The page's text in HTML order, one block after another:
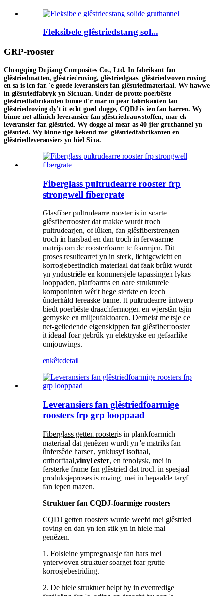
Fleksibele glêstriedstang sol...
GRP-rooster
Chongqing Dujiang Composites Co., Ltd. In fabrikant fan
glêstriedmatten, glêstriedroving, glêstriedgaas, glêstriedwoven roving
en sa is ien fan 'e goede leveransiers fan glêstriedmateriaal. Wy hawwe
in glêstriedfabryk yn Sichuan. Under de protte poerbêste
glêstriedfabrikanten binne d'r mar in pear fabrikanten fan
glêstriedroving dy't it echt goed dogge, CQDJ is ien fan harren. Wy
binne net allinich leveransier fan glêstriedrauwstoffen, mar ek
leveransier fan glêstried. Wy dogge al mear as 40 jier gruthannel yn
glêstried. Wy binne tige bekend mei glêstriedfabrikanten en
glêstriedleveransiers yn hiel Sina.
Fiberglass pultrudearre rooster frp
strongwell fibergrate
Glasfiber pultrudearre rooster is in soarte
glêsfiberrooster dat makke wurdt troch
pultrudearjen, of lûken, fan glêsfiberstrengen
troch in harsbad en dan troch in ferwaarme
matrijs om de roosterfoarm te foarmjen. Dit
proses resultearret yn in sterk, lichtgewicht en
korrosjebestindich materiaal dat faak brûkt wurdt
yn yndustriële en kommersjele tapassingen lykas
looppaden, platfoarms en oare strukturele
komponinten wêr't hege sterkte en leech
ûnderhâld fereaske binne. It pultrudearre ûntwerp
biedt poerbêste draachfermogen en wjerstân tsjin
gemyske en miljeufaktoaren. Derneist meitsje de
net-geliedende eigenskippen fan glêsfiberrooster
it ideaal foar gebrûk yn elektryske en gefaarlike
omjouwings.
enkêtedetail
Leveransiers fan glêstriedfoarmige
roosters frp grp looppaad
Fiberglass getten roosteris in plankfoarmich
materiaal dat genêzen wurdt yn 'e matriks fan
ûnfersêde harsen, ynklusyf isoftaal,
orthorftaal,vinyl ester, en fenolysk, mei in
fersterke frame fan glêstried dat troch in spesjaal
produksjeproses is roving, mei in bepaalde taryf
fan iepen mazen.
Struktuer fan CQDJ-foarmige roosters
CQDJ getten roosters wurde weefd mei glêstried
roving en dan yn ien stik yn in hiele mal
genêzen.
1. Folsleine ympregnaasje fan hars mei
ynterwoven struktuer soarget foar grutte
korrosjebestriding.
2. De hiele struktuer helpt by in evenredige